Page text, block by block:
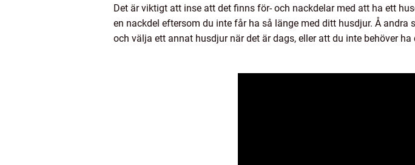
Det är viktigt att inse att det finns för- och nackdelar med att ha ett
en nackdel eftersom du inte får ha så länge med ditt husdjur. Å
och välja ett annat husdjur när det är dags, eller att du inte behöver